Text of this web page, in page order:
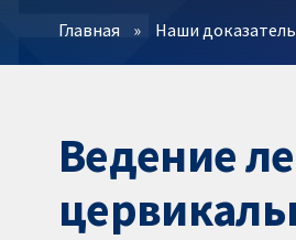
Фильтры
Главная Наши
Ведение